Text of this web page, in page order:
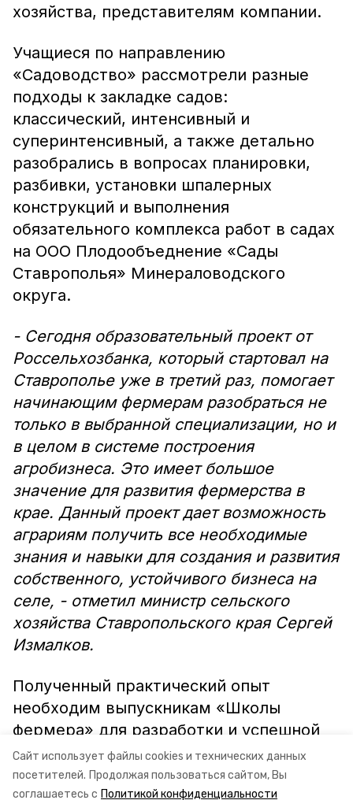
Сайт использует файлы cookies и технических данных
посетителей. Продолжая пользоваться сайтом, Вы
соглашаетесь с Политикой конфиденциальности
хозяйства, представителям компании.
Учащиеся по направлению
«Садоводство» рассмотрели разные
подходы к закладке садов:
классический, интенсивный и
суперинтенсивный, а также детально
разобрались в вопросах планировки,
разбивки, установки шпалерных
конструкций и выполнения
обязательного комплекса работ в садах
на ООО Плодообъеднение «Сады
Ставрополья» Минераловодского
округа.
- Сегодня образовательный проект от
Россельхозбанка, который стартовал на
Ставрополье уже в третий раз, помогает
начинающим фермерам разобраться не
только в выбранной специализации, но и
в целом в системе построения
агробизнеса. Это имеет большое
значение для развития фермерства в
крае. Данный проект дает возможность
аграриям получить все необходимые
знания и навыки для создания и развития
собственного, устойчивого бизнеса на
селе, - отметил министр сельского
хозяйства Ставропольского края Сергей
Измалков.
Полученный практический опыт
необходим выпускникам «Школы
фермера» для разработки и успешной
реализации своих бизнес-проектов в
будущем.